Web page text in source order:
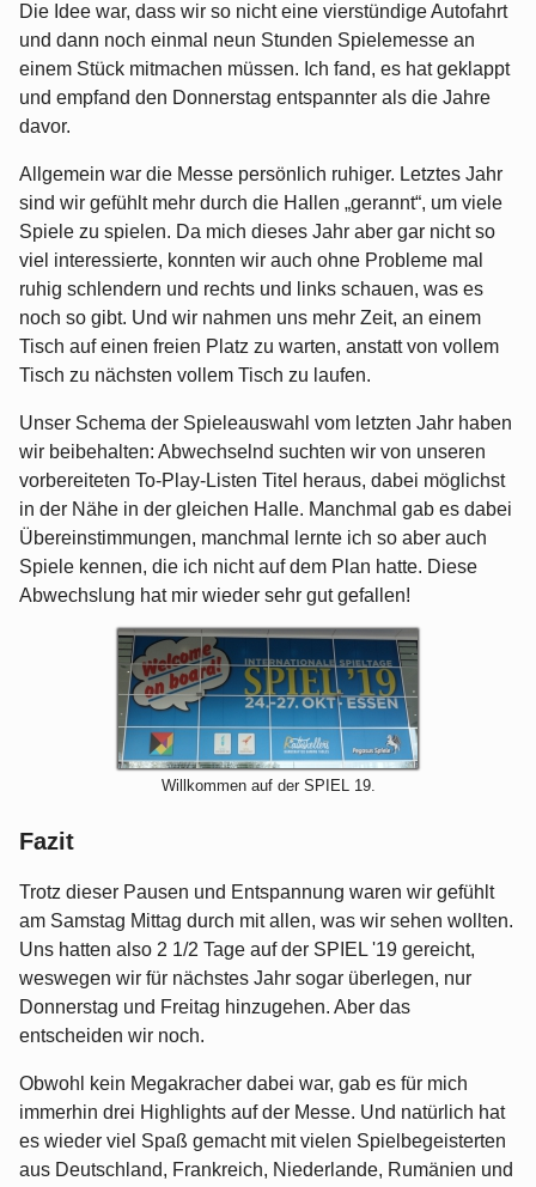
Die Idee war, dass wir so nicht eine vierstündige Autofahrt
und dann noch einmal neun Stunden Spielemesse an
einem Stück mitmachen müssen. Ich fand, es hat geklappt
und empfand den Donnerstag entspannter als die Jahre
davor.
Allgemein war die Messe persönlich ruhiger. Letztes Jahr
sind wir gefühlt mehr durch die Hallen „gerannt“, um viele
Spiele zu spielen. Da mich dieses Jahr aber gar nicht so
viel interessierte, konnten wir auch ohne Probleme mal
ruhig schlendern und rechts und links schauen, was es
noch so gibt. Und wir nahmen uns mehr Zeit, an einem
Tisch auf einen freien Platz zu warten, anstatt von vollem
Tisch zu nächsten vollem Tisch zu laufen.
Unser Schema der Spieleauswahl vom letzten Jahr haben
wir beibehalten: Abwechselnd suchten wir von unseren
vorbereiteten To-Play-Listen Titel heraus, dabei möglichst
in der Nähe in der gleichen Halle. Manchmal gab es dabei
Übereinstimmungen, manchmal lernte ich so aber auch
Spiele kennen, die ich nicht auf dem Plan hatte. Diese
Abwechslung hat mir wieder sehr gut gefallen!
Willkommen auf der SPIEL 19.
Fazit
Trotz dieser Pausen und Entspannung waren wir gefühlt
am Samstag Mittag durch mit allen, was wir sehen wollten.
Uns hatten also 2 1/2 Tage auf der SPIEL '19 gereicht,
weswegen wir für nächstes Jahr sogar überlegen, nur
Donnerstag und Freitag hinzugehen. Aber das
entscheiden wir noch.
Obwohl kein Megakracher dabei war, gab es für mich
immerhin drei Highlights auf der Messe. Und natürlich hat
es wieder viel Spaß gemacht mit vielen Spielbegeisterten
aus Deutschland, Frankreich, Niederlande, Rumänien und